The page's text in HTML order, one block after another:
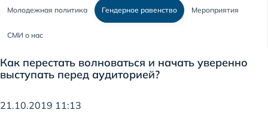
Молодежная политика Гендерное равенство Мероприятия
СМИ о нас
Как перестать волноваться и начать уверенно
выступать перед аудиторией?
21.10.2019 11:13